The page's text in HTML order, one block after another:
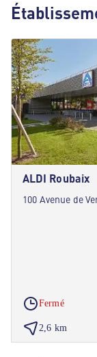
ALDI Roubaix
100 Avenue de
Fermé
2,6 km